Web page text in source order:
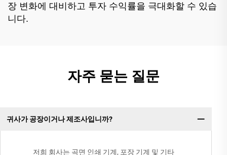
장 변화에 대비하고 투자 수익률을 극대화할 수 있습
니다.
자주 묻는 질문
귀사가 공장이거나 제조사입니까?
저희 회사는 곡면 인쇄 기계, 포장 기계 및 기타